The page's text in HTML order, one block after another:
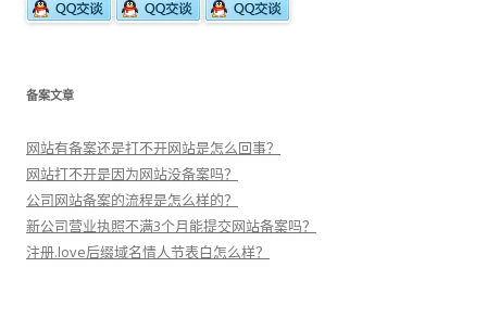
备案文章
网站有备案还是打不开网站是怎么回事？
网站打不开是因为网站没备案吗？
公司网站备案的流程是怎么样的？
新公司营业执照不满3个月能提交网站备案吗？
注册.love后缀域名情人节表白怎么样？